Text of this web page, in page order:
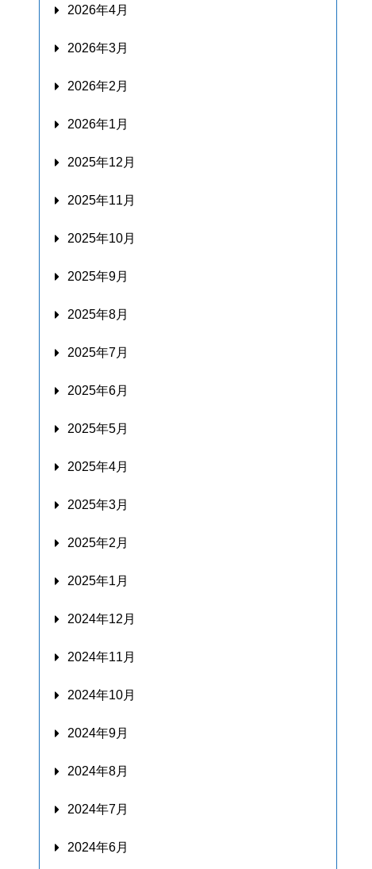
2026年4月
2026年3月
2026年2月
2026年1月
2025年12月
2025年11月
2025年10月
2025年9月
2025年8月
2025年7月
2025年6月
2025年5月
2025年4月
2025年3月
2025年2月
2025年1月
2024年12月
2024年11月
2024年10月
2024年9月
2024年8月
2024年7月
2024年6月